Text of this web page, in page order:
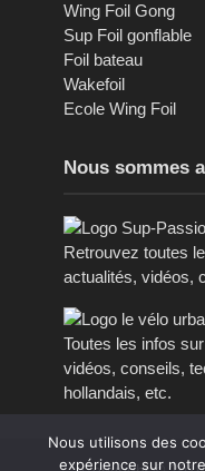
Wing Foil Gong
Sup Foil gonflable
Foil bateau
Wakefoil
Ecole Wing Foil
Nous sommes
Retrouvez toutes
actualités, vidéos,
Toutes les infos
vidéos, conseils,
hollandais, etc.
Nous utilisons des
expérience sur